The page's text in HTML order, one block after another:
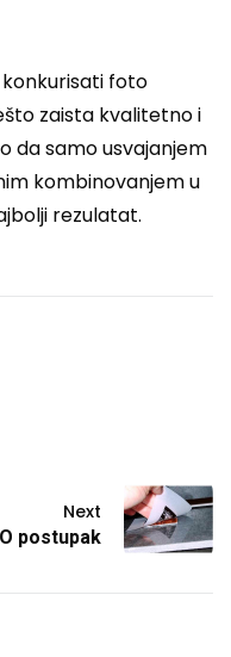
foto
zaista kvalitetno i
da samo usvajanjem
kombinovanjem u
rezulatat.
Next
postupak